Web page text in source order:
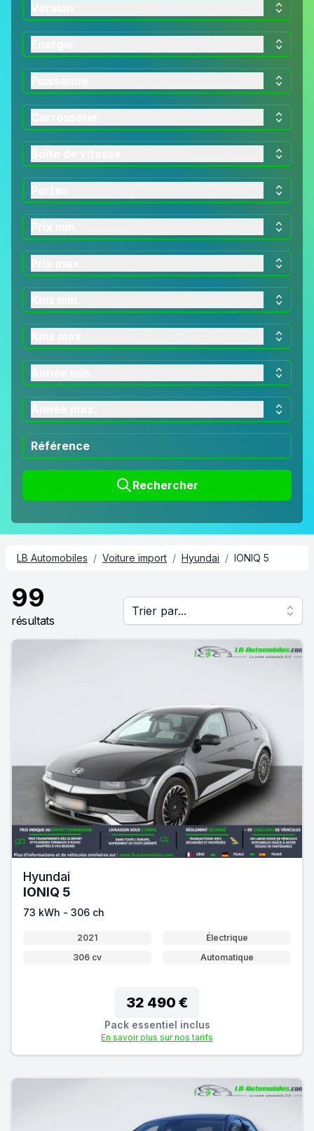
Rechercher
LB Automobiles / Voiture import / Hyundai / IONIQ 5
99
résultats
Trier par...
Hyundai
IONIQ 5
73 kWh - 306 ch
2021
Électrique
306 cv
Automatique
32 490 €
Pack essentiel inclus
En savoir plus sur nos tarifs